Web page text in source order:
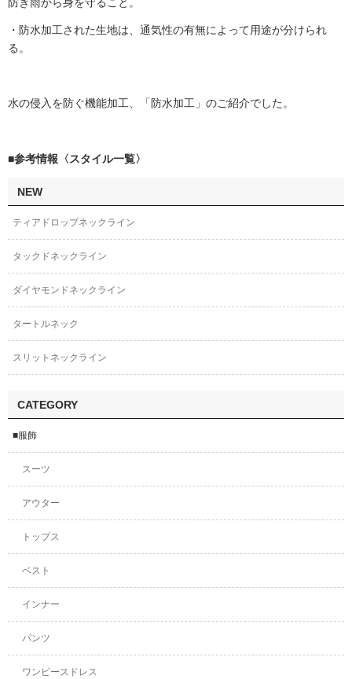
・防水加工された生地は、通気性の有無によって用途が分けられ
る。
水の侵入を防ぐ機能加工、「防水加工」のご紹介でした。
■参考情報〈スタイル一覧〉
NEW
ティアドロップネックライン
タックドネックライン
ダイヤモンドネックライン
タートルネック
スリットネックライン
CATEGORY
■服飾
スーツ
アウター
トップス
ベスト
インナー
パンツ
ワンピースドレス